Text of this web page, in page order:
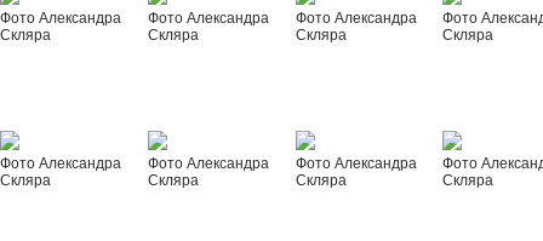
Фото Александра
Скляра
Фото Александра
Скляра
Фото Александра
Скляра
Фото
Скляра
Фото Александра
Скляра
Фото Александра
Скляра
Фото Александра
Скляра
Фото
Скляра